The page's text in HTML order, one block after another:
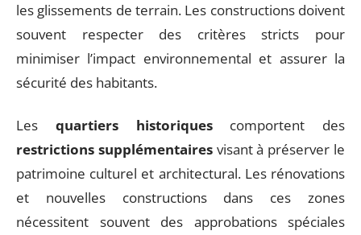
les glissements de terrain. Les constructions doivent
souvent respecter des critères stricts pour
minimiser l’impact environnemental et assurer la
sécurité des habitants.
Les quartiers historiquescomportent des
restrictions supplémentairesvisant à préserver le
patrimoine culturel et architectural. Les rénovations
et nouvelles constructions dans ces zones
nécessitent souvent des approbations spéciales